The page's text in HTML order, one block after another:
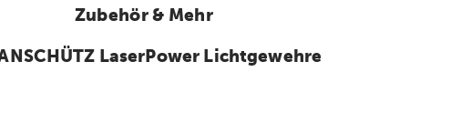
Zubehör & Mehr
LaserPower Lichtgewehre